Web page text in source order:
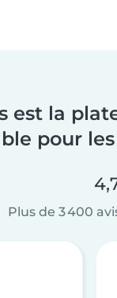
est la
pour
Plus de 3 400